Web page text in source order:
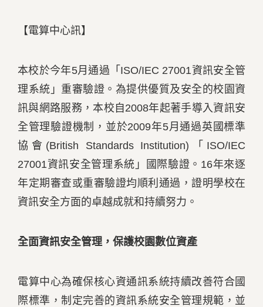
【電算中心訊】
本校於今年5月通過「ISO/IEC 27001資訊安全管
理系統」重審驗證。為提供優質及安全的校園資
訊與網路服務，本校自2008年起著手導入資訊安
全管理驗證機制，並於2009年5月通過英國標準
協會(British Standards Institution)「ISO/IEC
27001資訊安全管理系統」國際驗證。16年來逐
年定期審查或重審驗證均順利通過，證明學校在
資訊安全方面的卓越成就和持續努力。
全面資訊安全管理，保護校園數位資產
電算中心為確保核心資通訊系統持續改善符合國
際標準，制定完善的資訊系統安全管理規範，並